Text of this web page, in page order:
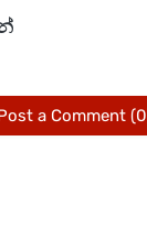
පෙර
තහවුරු කිරීම
a Comment